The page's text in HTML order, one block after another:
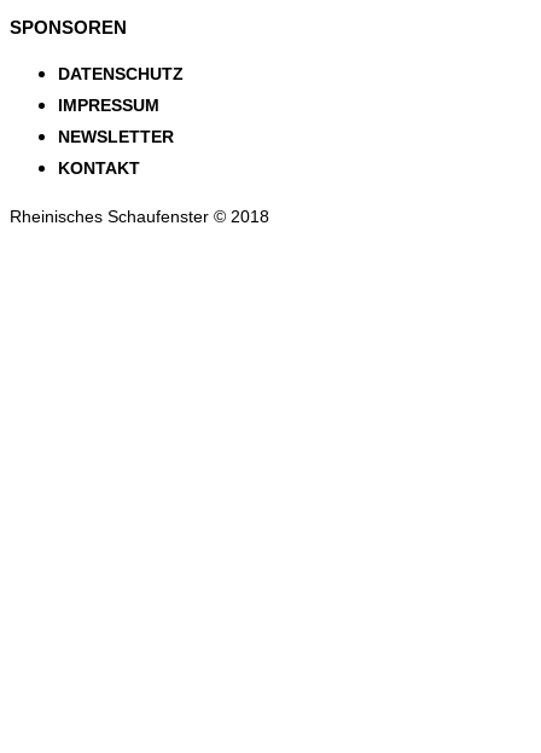
SPONSOREN
DATENSCHUTZ
IMPRESSUM
NEWSLETTER
KONTAKT
Rheinisches Schaufenster © 2018